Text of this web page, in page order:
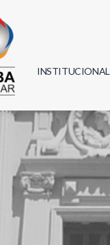
INSTITUCIONAL